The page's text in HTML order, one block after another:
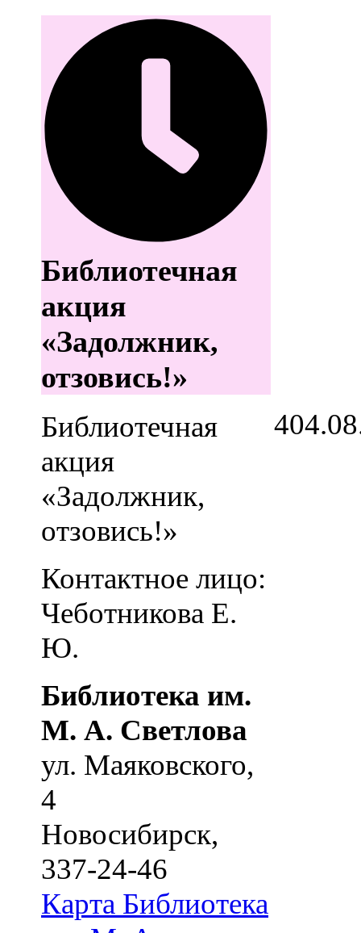
Библиотечная
акция
«Задолжник,
отзовись!»
Библиотечная
акция
«Задолжник,
отзовись!»
Контактное лицо:
Чеботникова Е.
Ю.
Библиотека им.
М. А. Светлова
ул. Маяковского,
4
Новосибирск,
337-24-46
Карта Библиотека
4